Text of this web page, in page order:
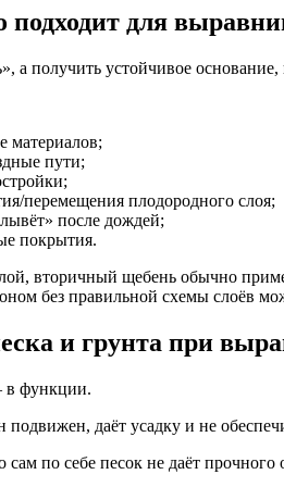
подходит для
получить устойчивое
материалов;
пути;
перемещения плодородного слоя;
после дождей;
покрытия.
вторичный щебень обычно
без правильной схемы слоёв
и грунта при
в функции.
даёт усадку и не
по себе песок не даёт